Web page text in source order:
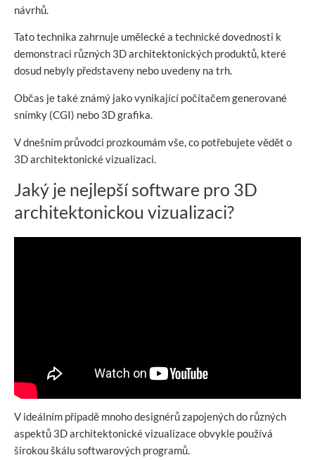
návrhů.
Tato technika zahrnuje umělecké a technické dovednosti k
demonstraci různých 3D architektonických produktů, které
dosud nebyly představeny nebo uvedeny na trh.
Občas je také známý jako vynikající počítačem generované
snímky (CGI) nebo 3D grafika.
V dnešním průvodci prozkoumám vše, co potřebujete vědět o
3D architektonické vizualizaci.
Jaký je nejlepší software pro 3D
architektonickou vizualizaci?
V ideálním případě mnoho designérů zapojených do různých
aspektů 3D architektonické vizualizace obvykle používá
širokou škálu softwarových programů.